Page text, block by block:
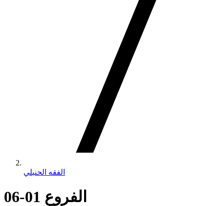
الفقه الحنبلي
الفروع 01-06